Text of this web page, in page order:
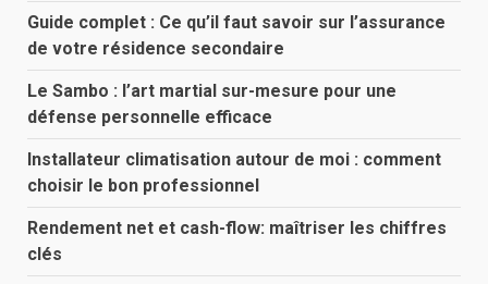
Guide complet : Ce qu’il faut savoir sur l’assurance
de votre résidence secondaire
Le Sambo : l’art martial sur-mesure pour une
défense personnelle efficace
Installateur climatisation autour de moi : comment
choisir le bon professionnel
Rendement net et cash-flow: maîtriser les chiffres
clés